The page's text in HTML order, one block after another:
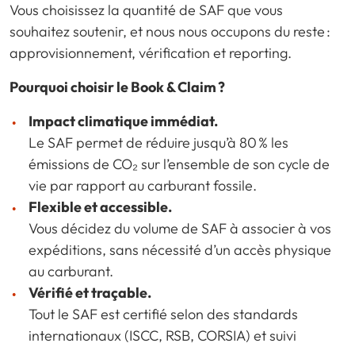
Vous choisissez la quantité de SAF que vous
souhaitez soutenir, et nous nous occupons du reste :
approvisionnement, vérification et reporting.
Pourquoi choisir le Book & Claim ?
Impact climatique immédiat.
Le SAF permet de réduire jusqu’à 80 % les
émissions de CO₂ sur l’ensemble de son cycle de
vie par rapport au carburant fossile.
Flexible et accessible.
Vous décidez du volume de SAF à associer à vos
expéditions, sans nécessité d’un accès physique
au carburant.
Vérifié et traçable.
Tout le SAF est certifié selon des standards
internationaux (ISCC, RSB, CORSIA) et suivi